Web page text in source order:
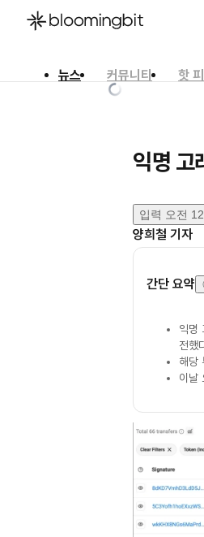
뉴스 커뮤니티 핫
익명
입력 오전
양희철 기자
간단 요약
익명
전했
해당
이날